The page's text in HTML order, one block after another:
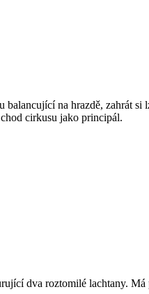
na hrazdě, zahrát
cirkusu jako principál.
dva roztomilé lachtany.